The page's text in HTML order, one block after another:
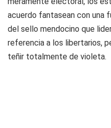
acuerdo fantasean con una
del sello mendocino que
referencia a los libertarios,
teñir totalmente de violeta.